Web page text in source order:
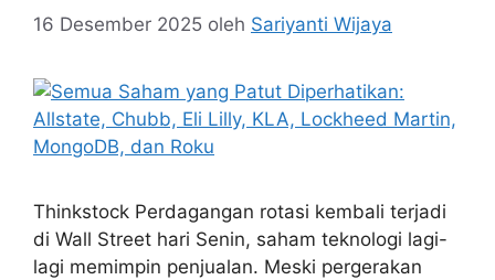
16 Desember 2025 oleh Sariyanti Wijaya
Thinkstock Perdagangan rotasi kembali terjadi
di Wall Street hari Senin, saham teknologi lagi-
lagi memimpin penjualan. Meski pergerakan